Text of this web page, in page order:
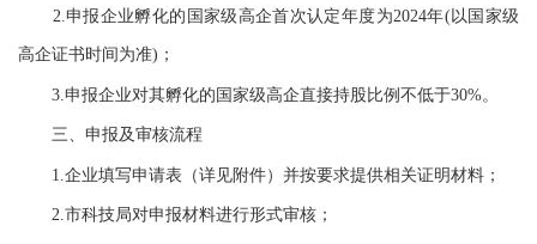
2.申报企业孵化的国家级高企首次认定年度为2024年(以国家级
高企证书时间为准)；
3.申报企业对其孵化的国家级高企直接持股比例不低于30%。
三、申报及审核流程
1.企业填写申请表（详见附件）并按要求提供相关证明材料；
2.市科技局对申报材料进行形式审核；